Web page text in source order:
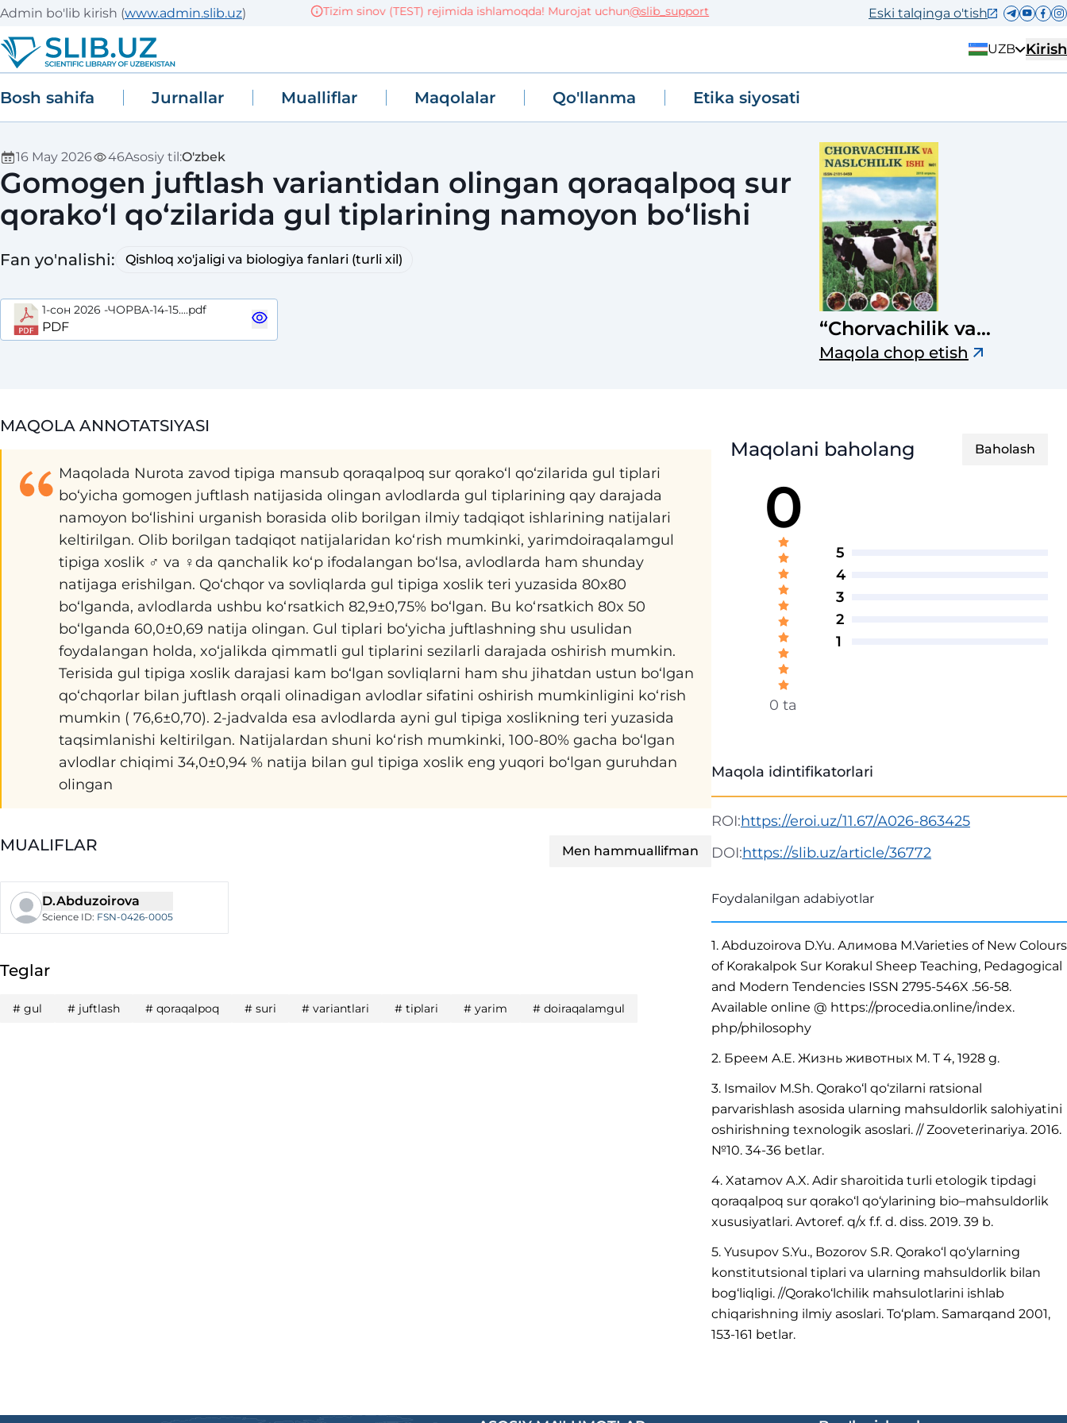
Admin bo'lib kirish (www.admin.slib.uz) Tizim sinov (TEST) rejimida ishlamoqda! Murojat uchun@slib_support Eski talqinga o'tish
UZB Kirish
Bosh sahifa Jurnallar Mualliflar Maqolalar Qo'llanma Etika siyosati
16 May 2026 46Asosiy til:O'zbek
Gomogen juftlash variantidan olingan qoraqalpoq sur
qorako‘l qo‘zilarida gul tiplarining namoyon bo‘lishi
Fan yo'nalishi: Qishloq xo'jaligi va biologiya fanlari (turli xil)
1-сон 2026 -ЧОРВА-14-15....pdf
PDF
“Chorvachilik va
naslchilik ishi”
Maqola chop etish
MAQOLA ANNOTATSIYASI
Maqolada Nurota zavod tipiga mansub qoraqalpoq sur qorako‘l qo‘zilarida gul tiplari
bo‘yicha gomogen juftlash natijasida olingan avlodlarda gul tiplarining qay darajada
namoyon bo‘lishini urganish borasida olib borilgan ilmiy tadqiqot ishlarining natijalari
keltirilgan. Olib borilgan tadqiqot natijalaridan ko‘rish mumkinki, yarimdoiraqalamgul
tipiga xoslik ♂ va ♀da qanchalik ko‘p ifodalangan bo‘lsa, avlodlarda ham shunday
natijaga erishilgan. Qo‘chqor va sovliqlarda gul tipiga xoslik teri yuzasida 80x80
bo‘lganda, avlodlarda ushbu ko‘rsatkich 82,9±0,75% bo‘lgan. Bu ko‘rsatkich 80x 50
bo‘lganda 60,0±0,69 natija olingan. Gul tiplari bo‘yicha juftlashning shu usulidan
foydalangan holda, xo‘jalikda qimmatli gul tiplarini sezilarli darajada oshirish mumkin.
Terisida gul tipiga xoslik darajasi kam bo‘lgan sovliqlarni ham shu jihatdan ustun bo‘lgan
qo‘chqorlar bilan juftlash orqali olinadigan avlodlar sifatini oshirish mumkinligini ko‘rish
mumkin ( 76,6±0,70). 2-jadvalda esa avlodlarda ayni gul tipiga xoslikning teri yuzasida
taqsimlanishi keltirilgan. Natijalardan shuni ko‘rish mumkinki, 100-80% gacha bo‘lgan
avlodlar chiqimi 34,0±0,94 % natija bilan gul tipiga xoslik eng yuqori bo‘lgan guruhdan
olingan
MUALIFLAR Men hammuallifman
D.Abduzoirova
Science ID: FSN-0426-0005
Teglar
# gul # juftlash # qoraqalpoq # suri # variantlari # tiplari # yarim # doiraqalamgul
Maqolani baholang Baholash
0
0 ta
5
4
3
2
1
Maqola idintifikatorlari
ROI:https://eroi.uz/11.67/A026-863425
DOI:https://slib.uz/article/36772
Foydalanilgan adabiyotlar
1. Abduzoirova D.Yu. Алимова М.Varieties of New Colours
of Korakalpok Sur Korakul Sheep Teaching, Pedagogical
and Modern Tendencies ISSN 2795-546X .56-58.
Available online @ https://procedia.online/index.
php/philosophy
2. Бреем A.E. Жизнь животных M. T 4, 1928 g.
3. Ismailov M.Sh. Qorako‘l qo‘zilarni ratsional
parvarishlash asosida ularning mahsuldorlik salohiyatini
oshirishning texnologik asoslari. // Zooveterinariya. 2016.
№10. 34-36 betlar.
4. Xatamov A.X. Adir sharoitida turli etologik tipdagi
qoraqalpoq sur qorako‘l qo‘ylarining bio–mahsuldorlik
xususiyatlari. Avtoref. q/x f.f. d. diss. 2019. 39 b.
5. Yusupov S.Yu., Bozorov S.R. Qorako‘l qo‘ylarning
konstitutsional tiplari va ularning mahsuldorlik bilan
bog‘liqligi. //Qorako‘lchilik mahsulotlarini ishlab
chiqarishning ilmiy asoslari. To‘plam. Samarqand 2001,
153-161 betlar.